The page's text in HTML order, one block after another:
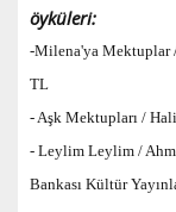
öyküleri:
-Milena'ya Mektuplar
TL
-Aşk Mektupları /
- Leylim Leylim /
Bankası Kültür